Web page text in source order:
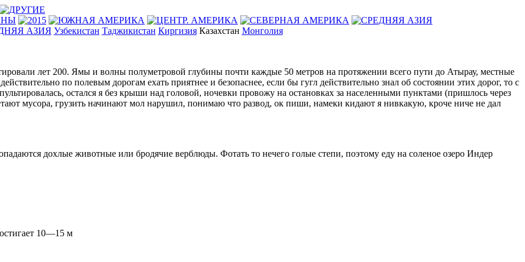
АЗИЯ Узбекистан Таджикистан Киргизия Казахстан Монголия
лет 200. Ямы и волны полуметровой глубины почти каждые 50 метров на протяжении всего пути до Атырау, местные
по полевым дорогам ехать приятнее и безопаснее, если бы гугл действительно знал об состоянии этих дорог, то с
остался я без крыши над головой, ночевки провожу на остановках за населенными пунктами (пришлось через
мусора, грузить начинают мол нарушил, понимаю что развод, ок пиши, намеки кидают я нивкакую, кроче ниче не дал
дохлые животные или бродячие верблюды. Фотать то нечего голые степи, поэтому еду на соленое озеро Индер
10—15 м